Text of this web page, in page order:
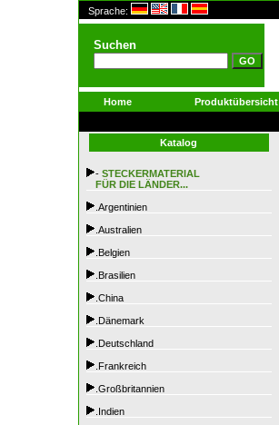
Sprache:
Suchen
Home Produktübersicht
Katalog
- STECKERMATERIAL
FÜR DIE LÄNDER...
.Argentinien
.Australien
.Belgien
.Brasilien
.China
.Dänemark
.Deutschland
.Frankreich
.Großbritannien
.Indien